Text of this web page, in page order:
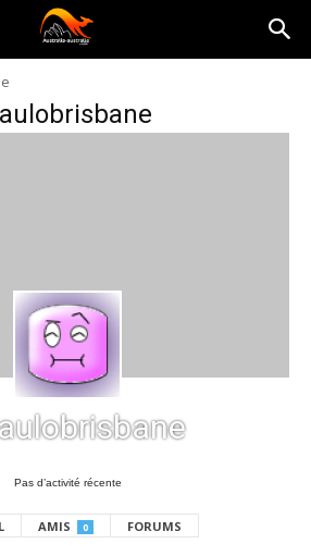
Pas d’activité récente
AMIS 0 FORUMS